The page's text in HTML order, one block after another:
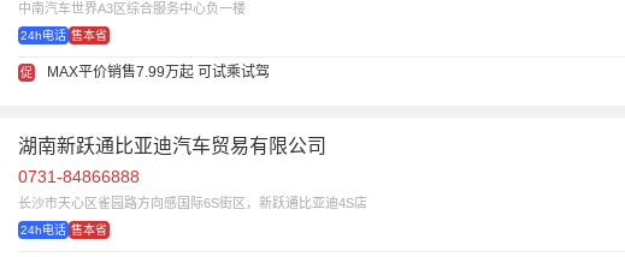
中南汽车世界A3区综合服务中心负一楼
24h电话 售本省
促 MAX平价销售7.99万起 可试乘试驾
湖南新跃通比亚迪汽车贸易有限公司
0731-84866888
长沙市天心区雀园路方向感国际6S街区，新跃通比亚迪4S店
24h电话 售本省